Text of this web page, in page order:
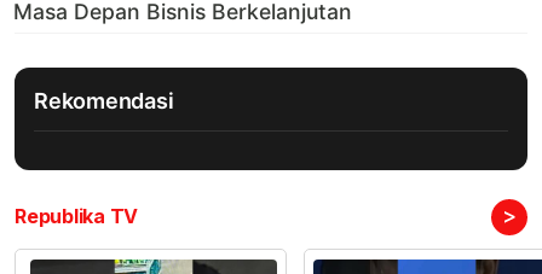
Rekomendasi
Republika TV >